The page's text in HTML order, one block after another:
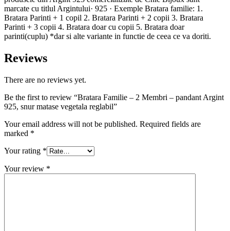
marcate cu titlul Argintului· 925 · Exemple Bratara familie: 1.
Bratara Parinti + 1 copil 2. Bratara Parinti + 2 copii 3. Bratara
Parinti + 3 copii 4. Bratara doar cu copii 5. Bratara doar
parinti(cuplu) *dar si alte variante in functie de ceea ce va doriti.
Reviews
There are no reviews yet.
Be the first to review “Bratara Familie – 2 Membri – pandant Argint
925, snur matase vegetala reglabil”
Your email address will not be published. Required fields are
marked *
Your rating *
Your review *